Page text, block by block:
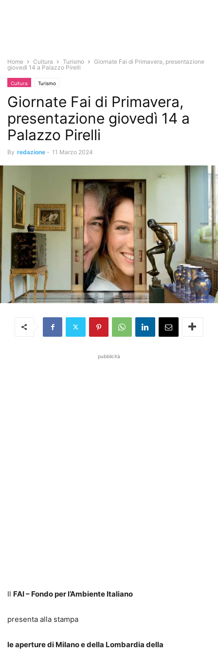
Home Cultura Turismo
Giornate Fai di Primavera, presentazione
giovedì 14 a Palazzo Pirelli
Cultura Turismo
Giornate Fai di Primavera,
presentazione giovedì 14 a
Palazzo Pirelli
By redazione - 11 Marzo 2024
pubblicità
Il FAI – Fondo per l’Ambiente Italiano
presenta alla stampa
le aperture di Milano e della Lombardia della